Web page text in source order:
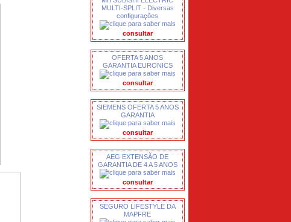
MULTI-SPLIT - Diversas
configurações
consultar
OFERTA 5 ANOS
GARANTIA EURONICS
consultar
SIEMENS OFERTA 5 ANOS
GARANTIA
consultar
AEG EXTENSÃO DE
GARANTIA DE 4 A 5 ANOS
consultar
SEGURO LIFESTYLE DA
MAPFRE